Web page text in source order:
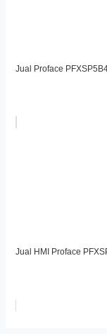
Jual Proface
Jual HMI Proface